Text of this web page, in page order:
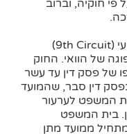
חוקיה, וברוב
באחד מפסקי הדין של הסבב התשיעי (9th Circuit)
של הוואי. החוק
של פסק דין עד עשר
דין סבר, שהמועד
המשפט לערעור
בית המשפט
ממועד מתן